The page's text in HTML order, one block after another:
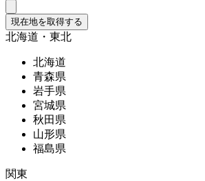
現在地を取得する
北海道・東北
北海道
青森県
岩手県
宮城県
秋田県
山形県
福島県
関東